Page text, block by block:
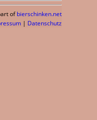
of bierschinken.net
| Datenschutz